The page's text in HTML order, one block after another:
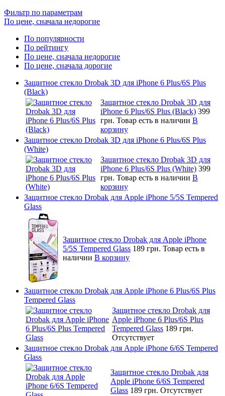
Фильтр по параметрам
По цене, сначала недорогие
По популярности
По рейтингу
По цене, сначала недорогие
По цене, сначала дорогие
Защитное стекло Drobak 3D для iPhone 6 Plus/6S Plus
(Black)
Защитное стекло Drobak 3D для
iPhone 6 Plus/6S Plus (Black) 399
грн. Товар есть в наличии В
корзину
Защитное стекло Drobak 3D для iPhone 6 Plus/6S Plus
(White)
Защитное стекло Drobak 3D для
iPhone 6 Plus/6S Plus (White) 399
грн. Товар есть в наличии В
корзину
Защитное стекло Drobak для Apple iPhone 5/5S Tempered
Glass
Защитное стекло Drobak для Apple iPhone
5/5S Tempered Glass 189 грн. Товар есть в
наличии В корзину
Защитное стекло Drobak для Apple iPhone 6 Plus/6S Plus
Tempered Glass
Защитное стекло Drobak для
Apple iPhone 6 Plus/6S Plus
Tempered Glass 189 грн.
Отсутствует
Защитное стекло Drobak для Apple iPhone 6/6S Tempered
Glass
Защитное стекло Drobak для
Apple iPhone 6/6S Tempered
Glass 189 грн. Отсутствует